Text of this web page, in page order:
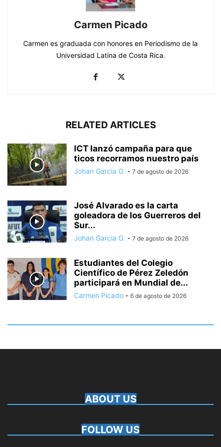
Carmen Picado
Carmen es graduada con honores en Periodismo de la
Universidad Latina de Costa Rica.
RELATED ARTICLES
ICT lanzó campaña para que
ticos recorramos nuestro país
Johan Garcia G. - 7 de agosto de 2026
José Alvarado es la carta
goleadora de los Guerreros del
Sur...
Johan Garcia G. - 7 de agosto de 2026
Estudiantes del Colegio
Científico de Pérez Zeledón
participará en Mundial de...
Carmen Picado - 6 de agosto de 2026
ABOUT US
FOLLOW US